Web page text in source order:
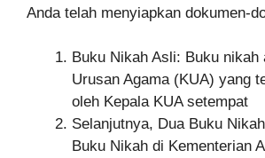
Anda telah menyiapkan dokumen-
Buku Nikah Asli: Buku
Urusan Agama (KUA) yang
oleh Kepala KUA setempat
Selanjutnya, Dua Buku
Buku Nikah di Kementerian